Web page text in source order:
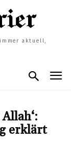
aktuell,
erklärt